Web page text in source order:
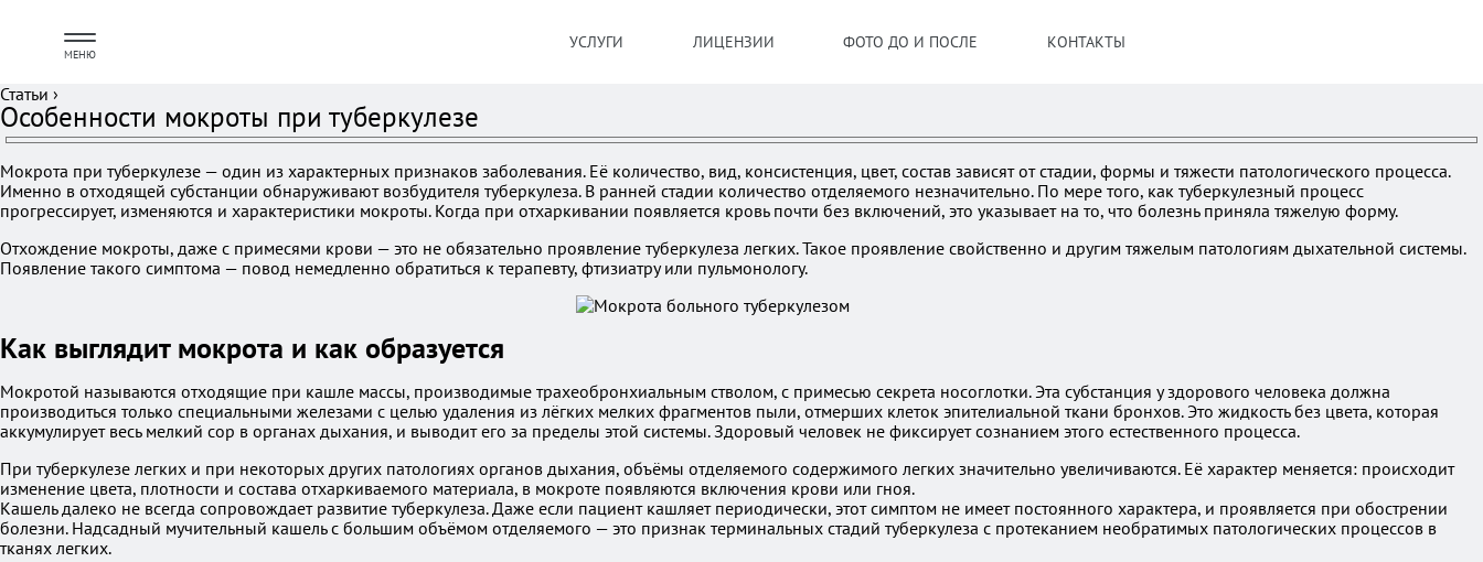
МЕНЮ
УСЛУГИ ЛИЦЕНЗИИ ФОТО ДО И ПОСЛЕ КОНТАКТЫ
Статьи ›
Особенности мокроты при туберкулезе
Мокрота при туберкулезе — один из характерных признаков заболевания. Её количество, вид, консистенция, цвет, состав зависят от стадии, формы и тяжести патологического процесса.
Именно в отходящей субстанции обнаруживают возбудителя туберкулеза. В ранней стадии количество отделяемого незначительно. По мере того, как туберкулезный процесс
прогрессирует, изменяются и характеристики мокроты. Когда при отхаркивании появляется кровь почти без включений, это указывает на то, что болезнь приняла тяжелую форму.
Отхождение мокроты, даже с примесями крови — это не обязательно проявление туберкулеза легких. Такое проявление свойственно и другим тяжелым патологиям дыхательной системы.
Появление такого симптома — повод немедленно обратиться к терапевту, фтизиатру или пульмонологу.
Как выглядит мокрота и как образуется
Мокротой называются отходящие при кашле массы, производимые трахеобронхиальным стволом, с примесью секрета носоглотки. Эта субстанция у здорового человека должна
производиться только специальными железами с целью удаления из лёгких мелких фрагментов пыли, отмерших клеток эпителиальной ткани бронхов. Это жидкость без цвета, которая
аккумулирует весь мелкий сор в органах дыхания, и выводит его за пределы этой системы. Здоровый человек не фиксирует сознанием этого естественного процесса.
При туберкулезе легких и при некоторых других патологиях органов дыхания, объёмы отделяемого содержимого легких значительно увеличиваются. Её характер меняется: происходит
изменение цвета, плотности и состава отхаркиваемого материала, в мокроте появляются включения крови или гноя.
Кашель далеко не всегда сопровождает развитие туберкулеза. Даже если пациент кашляет периодически, этот симптом не имеет постоянного характера, и проявляется при обострении
болезни. Надсадный мучительный кашель с большим объёмом отделяемого — это признак терминальных стадий туберкулеза с протеканием необратимых патологических процессов в
тканях легких.